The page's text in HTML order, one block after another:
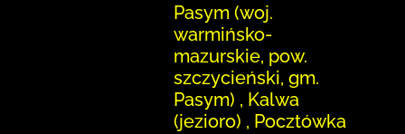
Pasym (woj.
warmińsko-
mazurskie, pow.
szczycieński, gm.
Pasym) , Kalwa
(jezioro) , Pocztówka